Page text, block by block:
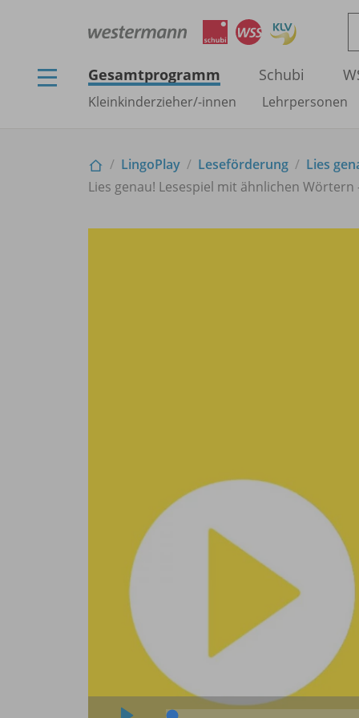
Gesamtprogramm Schubi
Kleinkinderzieher/-innen Lehrpersonen
LingoPlay Leseförderung
Lies
Lies genau! Lesespiel mit ähnlichen Wörtern